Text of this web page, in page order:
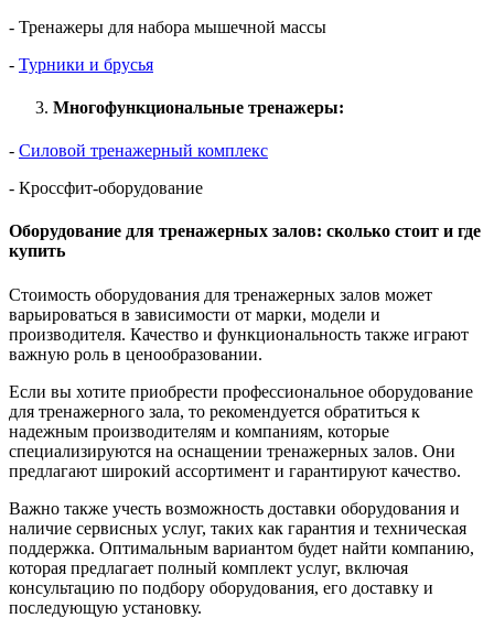
- Тренажеры для набора мышечной массы
- Турники и брусья
Многофункциональные тренажеры:
- Силовой тренажерный комплекс
- Кроссфит-оборудование
Оборудование для тренажерных залов: сколько стоит и где
купить
Стоимость оборудования для тренажерных залов может
варьироваться в зависимости от марки, модели и
производителя. Качество и функциональность также играют
важную роль в ценообразовании.
Если вы хотите приобрести профессиональное оборудование
для тренажерного зала, то рекомендуется обратиться к
надежным производителям и компаниям, которые
специализируются на оснащении тренажерных залов. Они
предлагают широкий ассортимент и гарантируют качество.
Важно также учесть возможность доставки оборудования и
наличие сервисных услуг, таких как гарантия и техническая
поддержка. Оптимальным вариантом будет найти компанию,
которая предлагает полный комплект услуг, включая
консультацию по подбору оборудования, его доставку и
последующую установку.